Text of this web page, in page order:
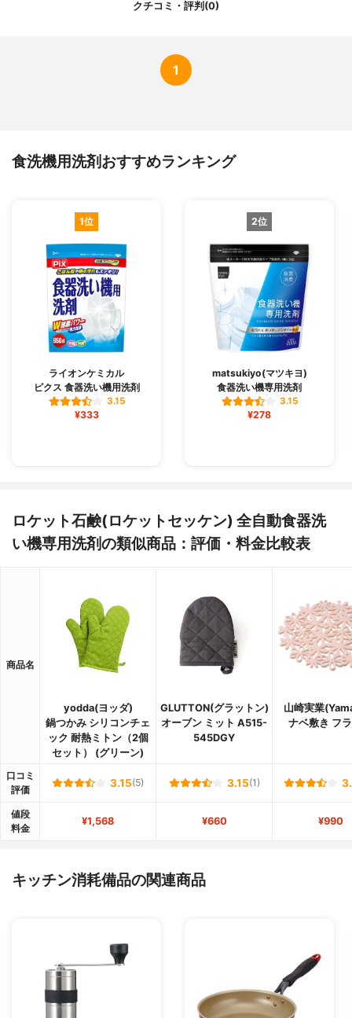
クチコミ・評判(0)
1
食洗機用洗剤おすすめランキング
1位
ライオンケミカル
ピクス 食器洗い機用洗剤
3.15
¥333
2位
matsukiyo(マツキヨ)
食器洗い機専用洗剤
3.15
¥278
ロケット石鹸(ロケットセッケン) 全自動食器洗
い機専用洗剤の類似商品：評価・料金比較表
商品名
yodda(ヨッダ)
鍋つかみ シリコンチェ
ック 耐熱ミトン（2個
セット） (グリーン)
GLUTTON(グラットン)
オーブン ミット A515-
545DGY
山崎実業
ナベ敷き フ
口コミ
評価
3.15(5) 3.15(1)
値段
料金
¥1,568 ¥660 ¥990
キッチン消耗備品の関連商品